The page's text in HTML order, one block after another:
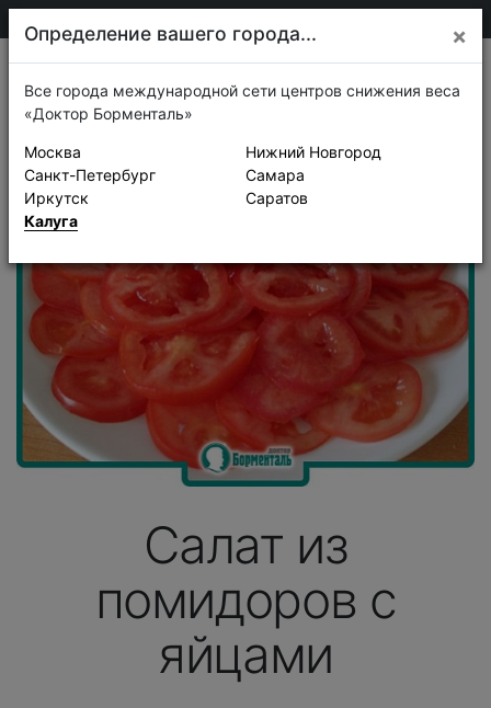
Рецепты
Салат из
помидоров с
яйцами
Определение вашего города... ×
Все города международной сети центров снижения веса
«Доктор Борменталь»
Москва
Санкт-Петербург
Иркутск
Калуга
Нижний Новгород
Самара
Саратов